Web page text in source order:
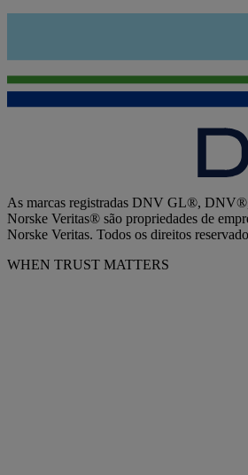
As marcas registradas DNV GL®,
Norske Veritas® são propriedades de
Norske Veritas. Todos os direitos
WHEN TRUST MATTERS